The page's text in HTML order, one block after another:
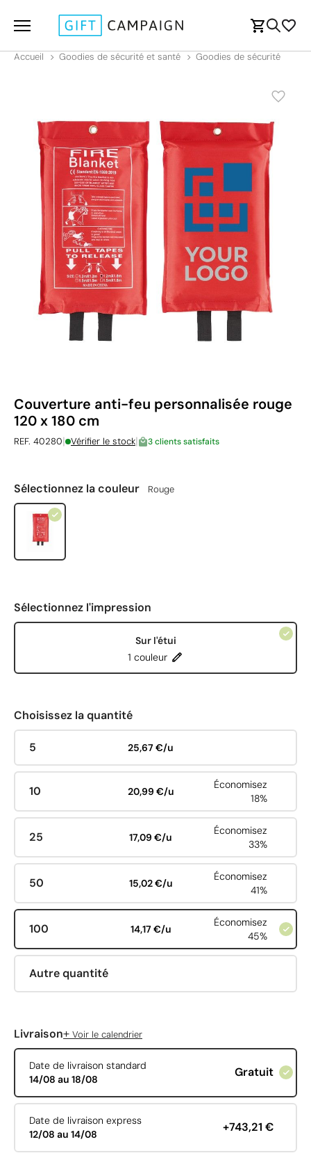
Accueil Goodies de sécurité et santé Goodies de sécurité
Couverture anti-feu personnalisée rouge
120 x 180 cm
REF. 40280| Vérifier le stock| 3 clients satisfaits
Sélectionnez la couleur Rouge
Sélectionnez l'impression
Sur l'étui
1 couleur
Choisissez la quantité
5 25,67 €/u
10 20,99 €/u
Économisez
18%
25 17,09 €/u
Économisez
33%
50 15,02 €/u
Économisez
41%
100 14,17 €/u
Économisez
45%
Autre quantité
Livraison+ Voir le calendrier
Date de livraison standard
14/08 au 18/08
Gratuit
Date de livraison express
12/08 au 14/08
+743,21 €